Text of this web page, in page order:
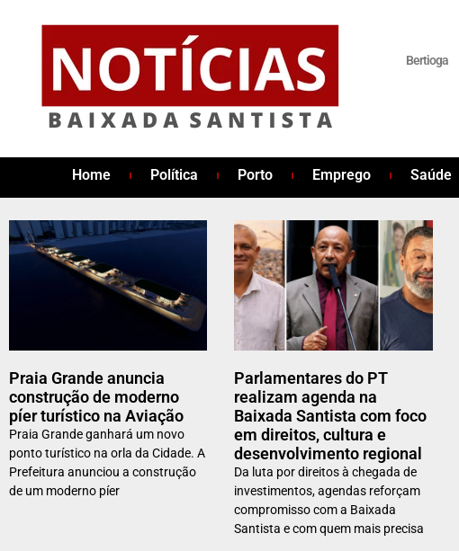
Bertioga
Home Política Porto Emprego Saúde
Praia Grande anuncia
construção de moderno
píer turístico na Aviação
Praia Grande ganhará um novo
ponto turístico na orla da Cidade. A
Prefeitura anunciou a construção
de um moderno píer
Parlamentares do PT
realizam agenda na
Baixada Santista com foco
em direitos, cultura e
desenvolvimento regional
Da luta por direitos à chegada de
investimentos, agendas reforçam
compromisso com a Baixada
Santista e com quem mais precisa